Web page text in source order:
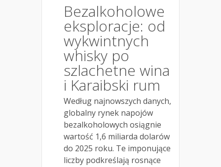
Bezalkoholowe
eksploracje: od
wykwintnych
whisky po
szlachetne wina
i Karaibski rum
Według najnowszych danych,
globalny rynek napojów
bezalkoholowych osiągnie
wartość 1,6 miliarda dolarów
do 2025 roku. Te imponujące
liczby podkreślają rosnące